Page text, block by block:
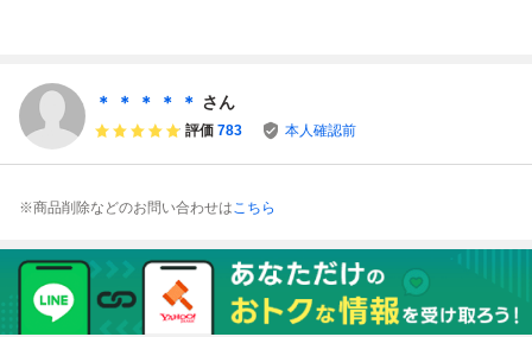
ONSTER エレガ
ブ hxsリアルヘッ
ド
怪獣 一番星
ARMIT
＊ ＊ ＊ ＊ ＊ さん
評価 783 本人確認前
※商品削除などのお問い合わせはこちら